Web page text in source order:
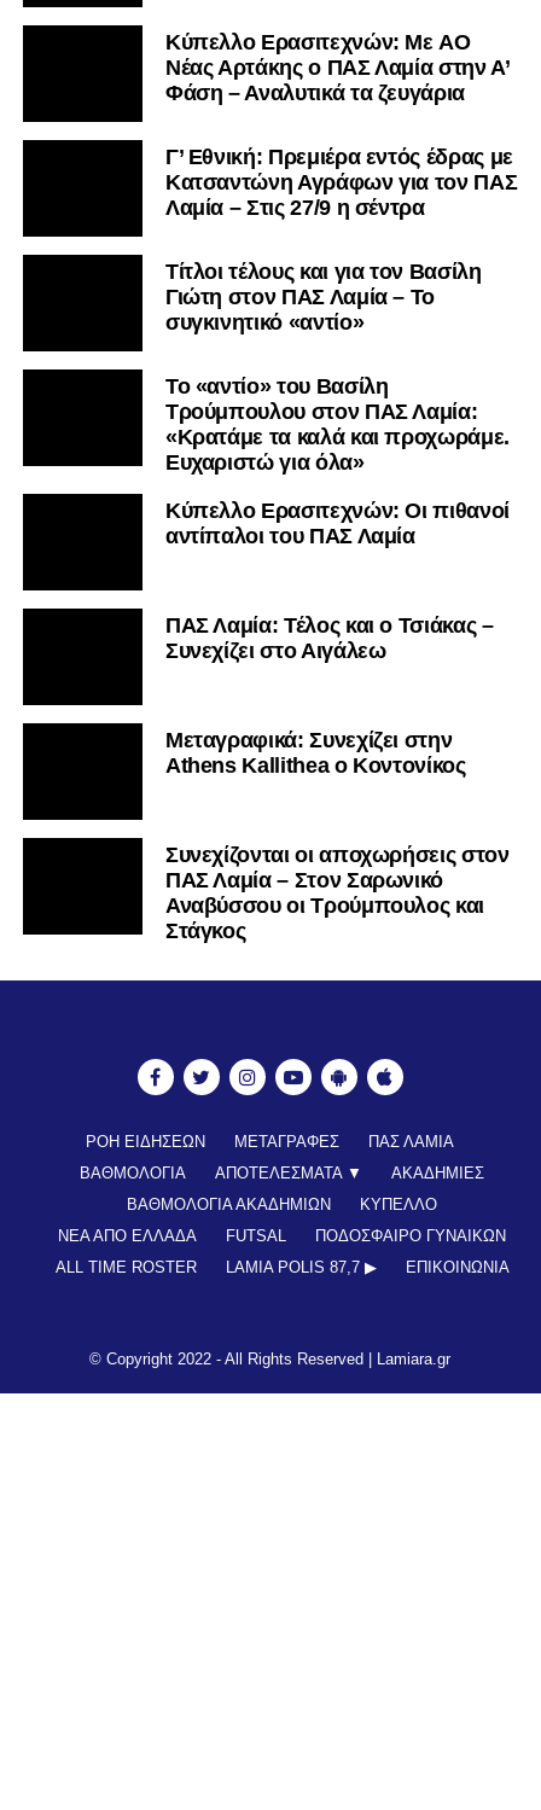
Kύπελλο Ερασιτεχνών: Με AO
Nέας Αρτάκης ο ΠΑΣ Λαμία στην Α’
Φάση – Αναλυτικά τα ζευγάρια
Γ’ Εθνική: Πρεμιέρα εντός έδρας με
Κατσαντώνη Αγράφων για τον ΠΑΣ
Λαμία – Στις 27/9 η σέντρα
Τίτλοι τέλους και για τον Βασίλη
Γιώτη στον ΠΑΣ Λαμία – Το
συγκινητικό «αντίο»
Το «αντίο» του Βασίλη
Τρούμπουλου στον ΠΑΣ Λαμία:
«Κρατάμε τα καλά και προχωράμε.
Ευχαριστώ για όλα»
Κύπελλο Ερασιτεχνών: Οι πιθανοί
αντίπαλοι του ΠΑΣ Λαμία
ΠΑΣ Λαμία: Τέλος και ο Τσιάκας –
Συνεχίζει στο Αιγάλεω
Mεταγραφικά: Συνεχίζει στην
Athens Kallithea ο Κοντονίκος
Συνεχίζονται οι αποχωρήσεις στον
ΠΑΣ Λαμία – Στον Σαρωνικό
Αναβύσσου οι Τρούμπουλος και
Στάγκος
ΡΟΗ ΕΙΔΗΣΕΩΝ ΜΕΤΑΓΡΑΦΕΣ
ΠΑΣ ΛΑΜΙΑ
ΒΑΘΜΟΛΟΓΙΑ
ΑΠΟΤΕΛΕΣΜΑΤΑ ▼
ΑΚΑΔΗΜΙΕΣ
ΒΑΘΜΟΛΟΓΙΑ ΑΚΑΔΗΜΙΩΝ
ΚΥΠΕΛΛΟ
ΝΕΑ ΑΠΟ ΕΛΛΑΔΑ
FUTSAL
ΠΟΔΟΣΦΑΙΡΟ ΓΥΝΑΙΚΩΝ
ALL TIME ROSTER
LAMIA POLIS 87,7 ▶︎ ΕΠΙΚΟΙΝΩΝΊΑ
© Copyright 2022 - All Rights Reserved | Lamiara.gr